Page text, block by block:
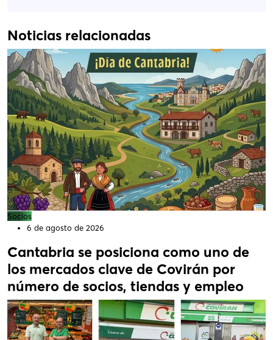
Noticias relacionadas
Socios
6 de agosto de 2026
Cantabria se posiciona como uno de
los mercados clave de Covirán por
número de socios, tiendas y empleo